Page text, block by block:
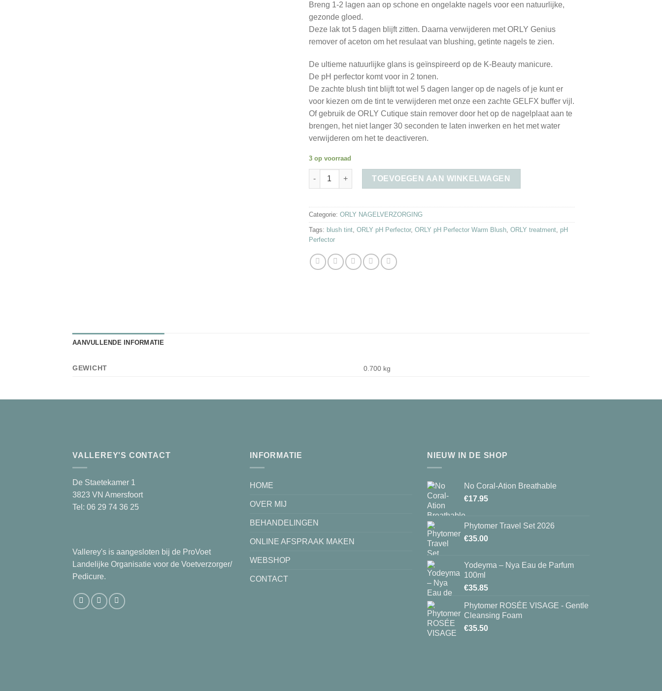
Breng 1-2 lagen aan op schone en ongelakte nagels voor een natuurlijke,
gezonde gloed.
Deze lak tot 5 dagen blijft zitten. Daarna verwijderen met ORLY Genius
remover of aceton om het resulaat van blushing, getinte nagels te zien.
De ultieme natuurlijke glans is geïnspireerd op de K-Beauty manicure.
De pH perfector komt voor in 2 tonen.
De zachte blush tint blijft tot wel 5 dagen langer op de nagels of je kunt er
voor kiezen om de tint te verwijderen met onze een zachte GELFX buffer vijl.
Of gebruik de ORLY Cutique stain remover door het op de nagelplaat aan te
brengen, het niet langer 30 seconden te laten inwerken en het met water
verwijderen om het te deactiveren.
3 op voorraad
ORLY pH Perfector - Warm Blush aantal
TOEVOEGEN AAN WINKELWAGEN
Categorie: ORLY NAGELVERZORGING
Tags: blush tint ORLY pH Perfector, ORLY pH Perfector Warm Blush ORLY treatment pH
Perfector
AANVULLENDE INFORMATIE
GEWICHT 0.700 kg
VALLEREY'S CONTACT
De Staetekamer 1
3823 VN Amersfoort
Tel: 06 29 74 36 25
Vallerey's is aangesloten bij de ProVoet
Landelijke Organisatie voor de Voetverzorger/
Pedicure.
INFORMATIE
HOME
OVER MIJ
BEHANDELINGEN
ONLINE AFSPRAAK MAKEN
WEBSHOP
CONTACT
NIEUW IN DE SHOP
No Coral-Ation Breathable
€17.95
Phytomer Travel Set 2026
€35.00
Yodeyma – Nya Eau de Parfum
100ml
€35.85
Phytomer ROSÉE VISAGE - Gentle
Cleansing Foam
€35.50